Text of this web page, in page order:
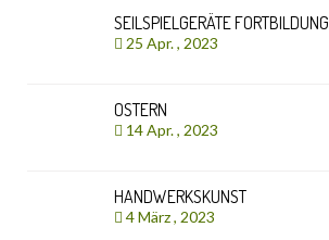
SEILSPIELGERÄTE FORTBILDUNG
25 Apr. , 2023
OSTERN
14 Apr. , 2023
HANDWERKSKUNST
4 März , 2023